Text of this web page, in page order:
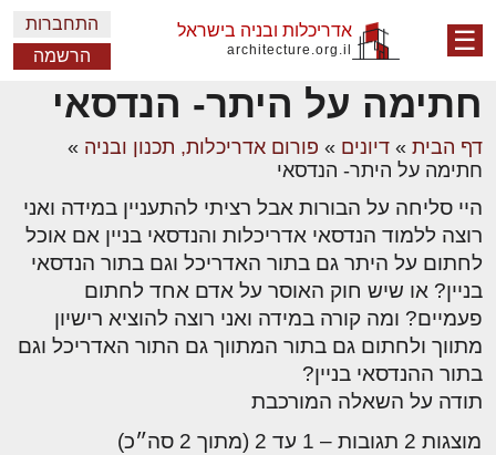
☰ אדריכלות ובניה בישראל
architecture.org.il
התחברות
הרשמה
חתימה על היתר- הנדסאי
דף הבית » דיונים » פורום אדריכלות, תכנון ובניה »
חתימה על היתר- הנדסאי
היי סליחה על הבורות אבל רציתי להתעניין במידה ואני
רוצה ללמוד הנדסאי אדריכלות והנדסאי בניין אם אוכל
לחתום על היתר גם בתור האדריכל וגם בתור הנדסאי
בניין? או שיש חוק האוסר על אדם אחד לחתום
פעמיים? ומה קורה במידה ואני רוצה להוציא רישיון
מתווך ולחתום גם בתור המתווך גם התור האדריכל וגם
בתור ההנדסאי בניין?
תודה על השאלה המורכבת
מוצגות 2 תגובות – 1 עד 2 (מתוך 2 סה״כ)